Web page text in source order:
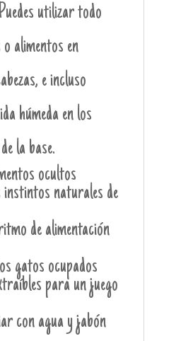
utilizar todo
alimentos en
e incluso
húmeda en los
la base.
ocultos
naturales de
de alimentación
gatos ocupados
para un juego
con agua y jabón